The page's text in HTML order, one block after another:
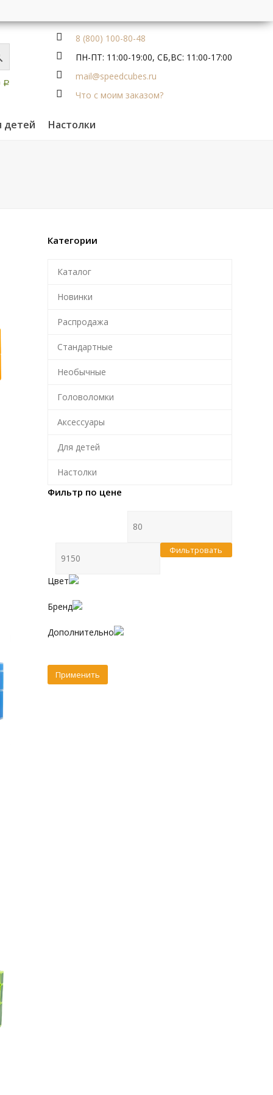
Р
8 (800) 100-80-48
ПН-ПТ: 11:00-19:00, СБ,ВС: 11:00-17:00
mail@speedcubes.ru
Что с моим заказом?
детей Настолки
Категории
Каталог
Новинки
Распродажа
Стандартные
Необычные
Головоломки
Аксессуары
Для детей
Настолки
Фильтр по цене
Фильтровать
Цвет
Бренд
Дополнительно